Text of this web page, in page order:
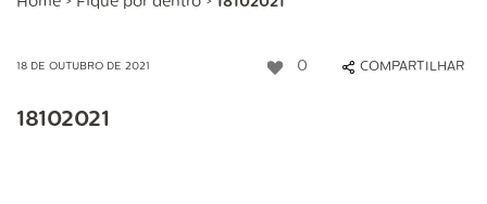
18 DE OUTUBRO DE 2021 0 COMPARTILHAR
18102021